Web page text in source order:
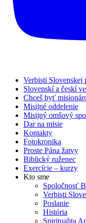
Verbisti Slovenskej
Slovenskí a českí
Chceš byť
Misijné oddelenie
Misijný omšový
Dar na misie
Kontakty
Fotokronika
Proste Pána žatvy
Biblický ruženec
Exercície – kurzy
Kto sme
Spoločnosť
Verbisti
Poslanie
História
Spiritualita